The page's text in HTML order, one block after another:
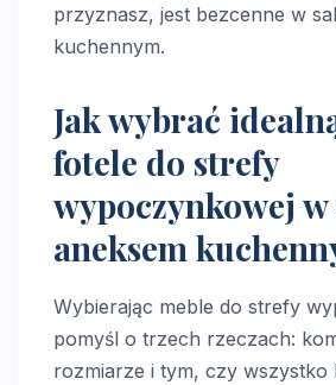
przyznasz, jest bezcenne w
kuchennym.
Jak wybrać
fotele do strefy
wypoczynkowej w
aneksem
Wybierając meble do strefy
pomyśl o trzech rzeczach:
rozmiarze i tym, czy wszystko